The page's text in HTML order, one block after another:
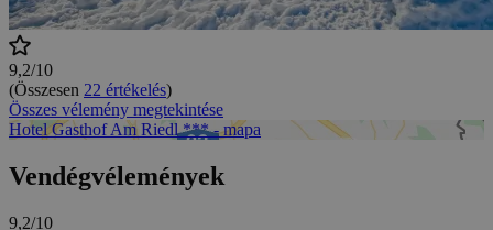
9,2/10
(Összesen 22 értékelés)
Összes vélemény megtekintése
Hotel Gasthof Am Riedl *** - mapa
Vendégvélemények
9,2/10